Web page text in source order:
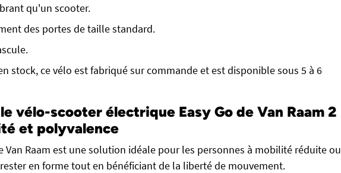
qu'un scooter.
des portes de taille standard.
stock, ce vélo est fabriqué sur commande et est disponible sous 5 à 6
vélo-scooter électrique Easy Go de Van Raam 2
et polyvalence
Van Raam est une solution idéale pour les personnes à mobilité réduite ou
en forme tout en bénéficiant de la liberté de mouvement.